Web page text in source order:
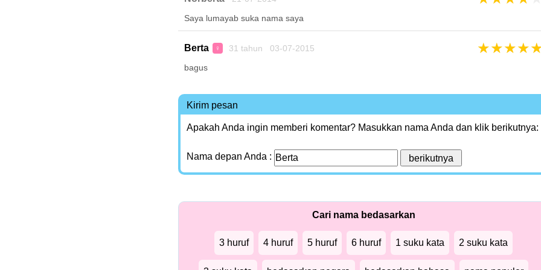
Saya lumayab suka nama saya
Berta ♀ 31 tahun 03-07-2015 ★★★★
bagus
Kirim pesan
Apakah Anda ingin memberi komentar? Masukkan nama Anda dan klik berikutnya:
Nama depan Anda :
Cari nama bedasarkan
3 huruf 4 huruf 5 huruf 6 huruf 1 suku kata 2 suku kata